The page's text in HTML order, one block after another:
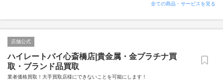
全ての商品・サービスを見る
店舗公式
ハイレートバイ心斎橋店|貴金属・金プラチナ買
取・ブランド品買取
業者価格買取！大手買取店様にできないことを可能にします！